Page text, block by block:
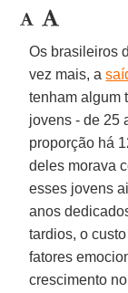
Os brasileiros
vez mais, a
tenham algum
jovens - de 25
proporção há
deles morava
esses jovens
anos
tardios, o
fatores
crescimento